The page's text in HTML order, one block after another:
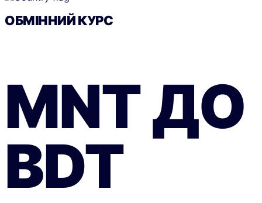
ОБМІННИЙ КУРС
MNTДО
BDT